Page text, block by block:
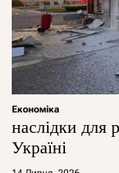
Економіка
наслідки для
Україні